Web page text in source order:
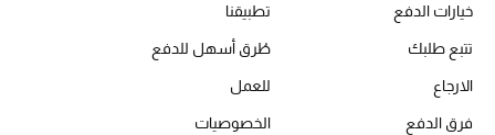
جميع الإكسسورات الرجالية
خيارات الدفع
تتبع طلبك
الارجاع
فرق الدفع
تطبيقنا
طُرق أسهل للدفع
للعمل
الخصوصيات